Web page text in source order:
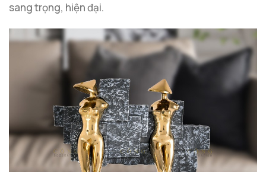
sang trọng, hiện đại.